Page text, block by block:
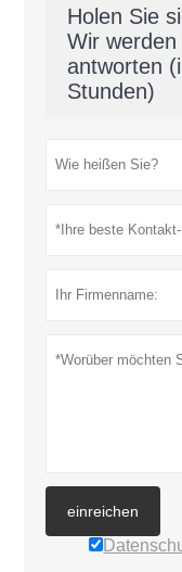
Holen Sie
Wir
antworten
Stunden)
einreichen